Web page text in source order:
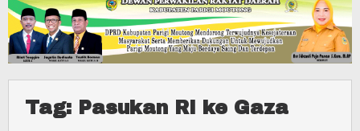
Tag: Pasukan RI ke Gaza